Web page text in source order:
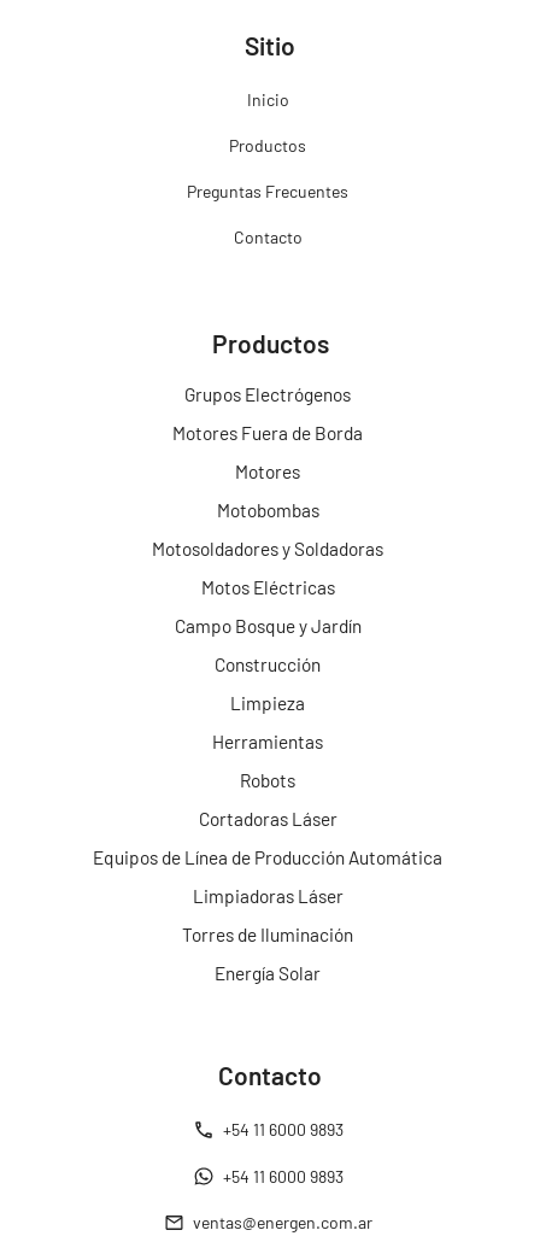
Sitio
Inicio
Productos
Preguntas Frecuentes
Contacto
Productos
Grupos Electrógenos
Motores Fuera de Borda
Motores
Motobombas
Motosoldadores y Soldadoras
Motos Eléctricas
Campo Bosque y Jardín
Construcción
Limpieza
Herramientas
Robots
Cortadoras Láser
Equipos de Línea de Producción Automática
Limpiadoras Láser
Torres de Iluminación
Energía Solar
Contacto
+54 11 6000 9893
+54 11 6000 9893
ventas@energen.com.ar